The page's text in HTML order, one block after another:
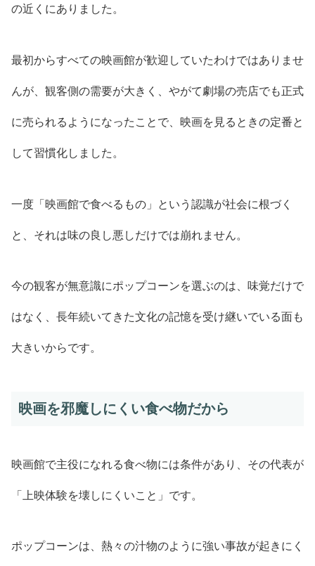
の近くにありました。
最初からすべての映画館が歓迎していたわけではありませ
んが、観客側の需要が大きく、やがて劇場の売店でも正式
に売られるようになったことで、映画を見るときの定番と
して習慣化しました。
一度「映画館で食べるもの」という認識が社会に根づく
と、それは味の良し悪しだけでは崩れません。
今の観客が無意識にポップコーンを選ぶのは、味覚だけで
はなく、長年続いてきた文化の記憶を受け継いでいる面も
大きいからです。
映画を邪魔しにくい食べ物だから
映画館で主役になれる食べ物には条件があり、その代表が
「上映体験を壊しにくいこと」です。
ポップコーンは、熱々の汁物のように強い事故が起きにく